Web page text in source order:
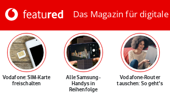
Das Magazin für
Vodafone: SIM-Karte
freischalten
Alle Samsung-
Handys in
Reihenfolge
Vodafone-Router
tauschen: So geht's